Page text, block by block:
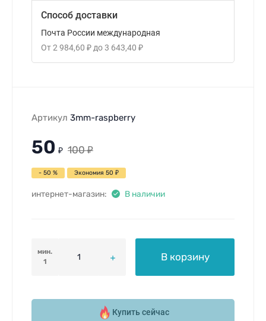
Способ доставки
Почта России международная
От
2 984,60 ₽ до 3 643,40 ₽
Артикул 3mm-raspberry
50 ₽ 100 ₽
- 50 % Экономия 50 ₽
интернет-магазин: В наличии
мин.
1
В корзину
Купить сейчас